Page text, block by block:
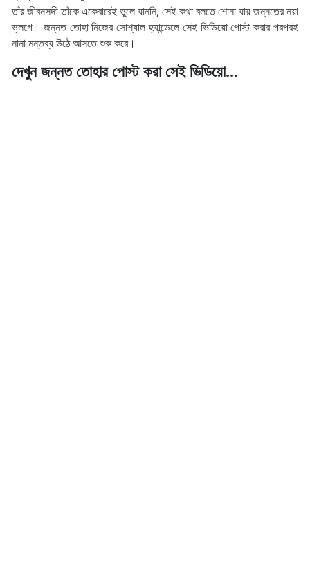
তাঁর জীবনসঙ্গী তাঁকে একেবারেই ভুলে যাননি, সেই কথা বলতে শোনা যায় জন্নতের নয়া
ভ্লগে। জন্নত তোহা নিজের সোশ্যাল হ্যান্ডেলে সেই ভিডিয়ো পোস্ট করার পরপরই
নানা মন্তব্য উঠে আসতে শুরু করে।
দেখুন জন্নত তোহার পোস্ট করা সেই ভিডিয়ো...